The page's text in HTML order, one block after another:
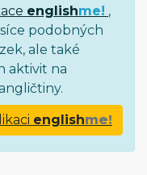
englishme! ,
podobných
ale také
aktivit na
englishme!